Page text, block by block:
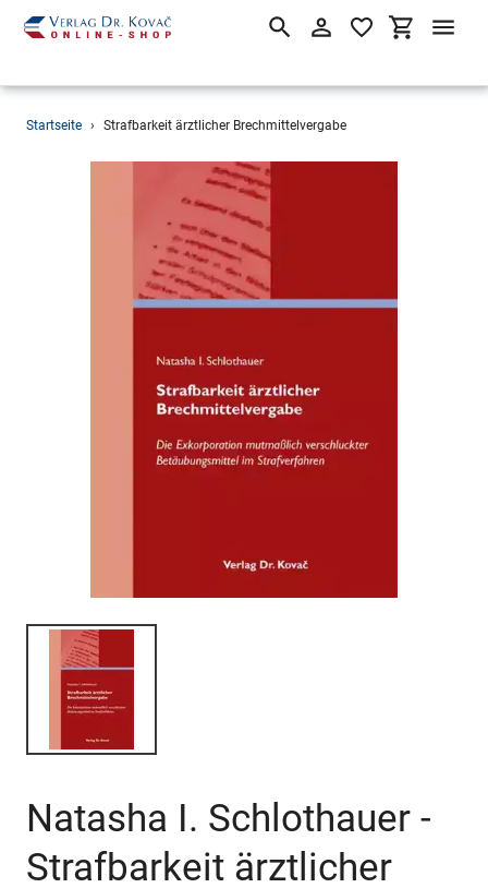
Direkt
SuchenEinloggen
Startseite › Strafbarkeit ärztlicher Brechmittelvergabe
Natasha I. Schlothauer -
Strafbarkeit ärztlicher